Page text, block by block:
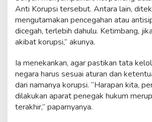
s
Anti Korupsi tersebut. Antara lain,
mengutamakan pencegahan atau
dicegah, terlebih dahulu. Ketimbang,
akibat korupsi,” akunya.
Ia menekankan, agar pastikan tata
negara harus sesuai aturan dan
dari namanya korupsi. “Harapan kita,
dilakukan aparat penegak hukum
terakhir,” paparnyanya.